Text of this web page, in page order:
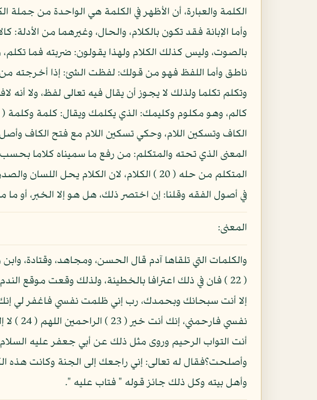
الكلمة والعبارة، أن الأظهر في الكلمة هي الواحدة من جملة
وأما الإبانة فقد تكون بالكلام، والحال، وغيرهما من الأدلة:
بالصوت، وليس كذلك الكلام ولهذا يقولون: ضربته فما تكلم،
وتكلم تكلما ولذلك لا يجوز أن يقال فيه تعالى لفظ، ولا أنه
الكاف وتسكين اللام، وحكي تسكين اللام مع فتح الكاف وأصل
في أصول الفقه وقلنا: إن اختصر ذلك، هل هو إلا الخبر، أو
المعنى:
والكلمات التي تلقاها آدم قال الحسن، ومجاهد، وقتادة،
( 22 ) فان في ذلك اعترافا بالخطيئة، ولذلك وقعت موقع
إلا أنت سبحانك وبحمدك، رب إني ظلمت نفسي فاغفر لي
نفسي
أنت التواب الرحيم وروى مثل ذلك عن أبي جعفر عليه
وأصلحت؟فقال له تعالى: إني راجعك إلى الجنة وكانت هذه
وأهل بيته وكل ذلك جائز قوله " فتاب عليه ".